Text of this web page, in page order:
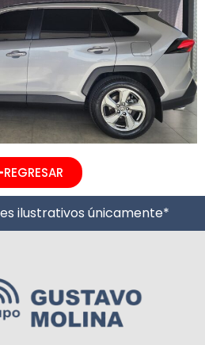
REGRESAR
ilustrativos únicamente*